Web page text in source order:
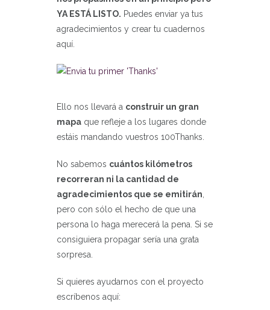
YA ESTÁ LISTO. Puedes enviar ya tus
agradecimientos y crear tu cuadernos
aquí.
Ello nos llevará a construir un gran
mapa que refleje a los lugares donde
estáis mandando vuestros 100Thanks.
No sabemos cuántos kilómetros
recorreran ni la cantidad de
agradecimientos que se emitirán
pero con sólo el hecho de que una
persona lo haga merecerá la pena. Si se
consiguiera propagar sería una grata
sorpresa.
Si quieres ayudarnos con el proyecto
escríbenos aquí: